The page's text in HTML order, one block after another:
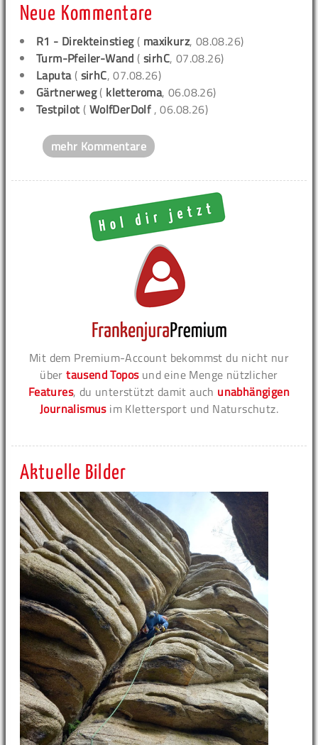
Neue Kommentare
R1 - Direkteinstieg( maxikurz, 08.08.26)
Turm-Pfeiler-Wand (sirhC, 07.08.26)
Laputa( sirhC, 07.08.26)
Gärtnerweg( kletteroma, 06.08.26)
Testpilot ( WolfDerDolf , 06.08.26)
mehr Kommentare
Mit dem Premium-Account bekommst du nicht nur
übertausend Toposund eine Menge nützlicher
Features, du unterstützt damit auch unabhängigen
Journalismusim Klettersport und Naturschutz.
Aktuelle Bilder